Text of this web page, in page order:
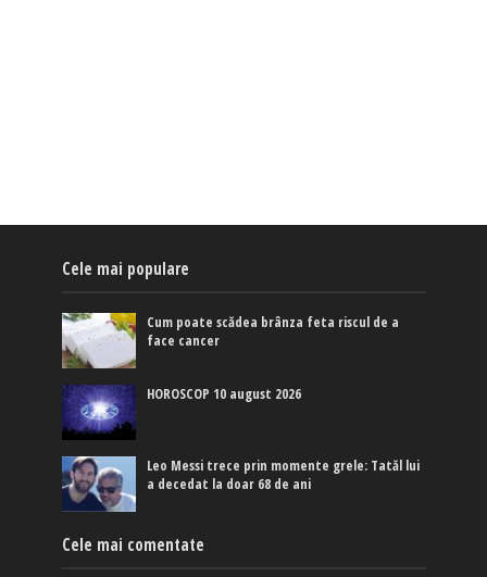
Cele mai populare
Cum poate scădea brânza feta riscul de a
face cancer
HOROSCOP 10 august 2026
Leo Messi trece prin momente grele: Tatăl lui
a decedat la doar 68 de ani
Cele mai comentate